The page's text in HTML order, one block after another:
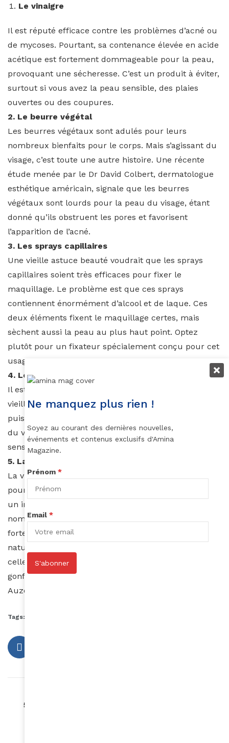
Le vinaigre
Il est réputé efficace contre les problèmes d’acné ou
de mycoses. Pourtant, sa contenance élevée en acide
acétique est fortement dommageable pour la peau,
provoquant une sécheresse. C’est un produit à éviter,
surtout si vous avez la peau sensible, des plaies
ouvertes ou des coupures.
2. Le beurre végétal
Les beurres végétaux sont adulés pour leurs
nombreux bienfaits pour le corps. Mais s’agissant du
visage, c’est toute une autre histoire. Une récente
étude menée par le Dr David Colbert, dermatologue
esthétique américain, signale que les beurres
végétaux sont lourds pour la peau du visage, étant
donné qu’ils obstruent les pores et favorisent
l’apparition de l’acné.
3. Les sprays capillaires
Une vieille astuce beauté voudrait que les sprays
capillaires soient très efficaces pour fixer le
maquillage. Le problème est que ces sprays
contiennent énormément d’alcool et de laque. Ces
deux éléments fixent le maquillage certes, mais
sèchent aussi la peau au plus haut point. Optez
plutôt pour un fixateur spécialement conçu pour cet
usage.
4. Le rétinol
Il est réputé pour lutter contre l’acné et le
vieillissement de la peau. C’est un composant
puissant qui peut aussi s’avérer agressif pour la peau
du visage. Il a tendance à la rendre plus fine et
sensible.
5. La vitamine E pure
La vitamine E est un élément plus que bénéfique
pour le corps. C’est indiscutable! D’ailleurs, elle est
un ingrédient phare dans la composition de
nombreux produits cosmétiques. Toutefois, il est
fortement déconseillé de l’appliquer dans son état
naturel, directement sur la peau, et dans ce contexte
celle du visage. Elle est à la base de brûlures, de
gonflements et de rougissement de la peau.
Auzouhat Gnaoré
Tags:
5 astuces pour ne plus se ronger les ongles
Ne manquez plus rien !
Soyez au courant des dernières nouvelles,
événements et contenus exclusifs d'Amina
Magazine.
Prénom *
Email *
S'abonner